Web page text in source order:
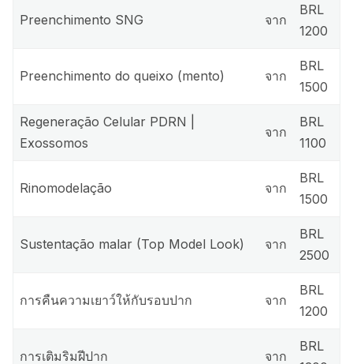
Preenchimento SNG จาก
BRL
1200
Preenchimento do queixo (mento) จาก
BRL
1500
Regeneração Celular PDRN |
Exossomos
จาก
BRL
1100
Rinomodelação จาก
BRL
1500
Sustentação malar (Top Model Look) จาก
BRL
2500
การคืนความเยาว์ให้กับรอบปาก จาก
BRL
1200
การเติมริมฝีปาก จาก
BRL